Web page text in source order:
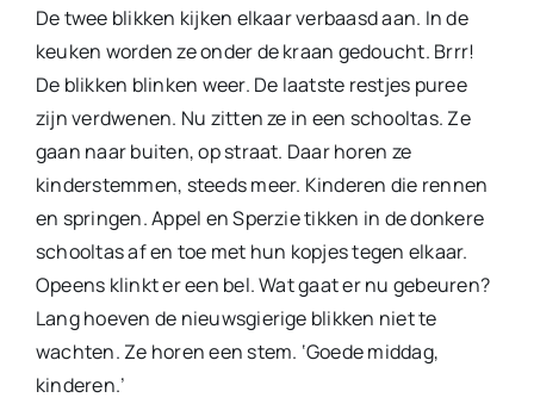
De twee blikken kijken elkaar verbaasd aan. In de
keuken worden ze onder de kraan gedoucht. Brrr!
De blikken blinken weer. De laatste restjes puree
zijn verdwenen. Nu zitten ze in een schooltas. Ze
gaan naar buiten, op straat. Daar horen ze
kinderstemmen, steeds meer. Kinderen die rennen
en springen. Appel en Sperzie tikken in de donkere
schooltas af en toe met hun kopjes tegen elkaar.
Opeens klinkt er een bel. Wat gaat er nu gebeuren?
Lang hoeven de nieuwsgierige blikken niet te
wachten. Ze horen een stem. ‘Goede middag,
kinderen.’